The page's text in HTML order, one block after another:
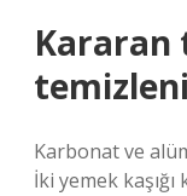
Kararan
Karbonat ve
İki yemek